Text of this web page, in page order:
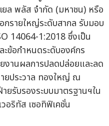
ยล พลัส จำกัด (มหาชน) หรือ
รายใหญ่ระดับสากล รับมอบ
14064-1:2018 ซึ่งเป็น
ะข้อกำหนดระดับองค์กร
งานผลการปลดปล่อยและลด
ยประวาล ทองใหญ่ ณ
ยรับรองระบบมาตรฐานฯใน
อริทัส เซอทิฟิเคชั่น